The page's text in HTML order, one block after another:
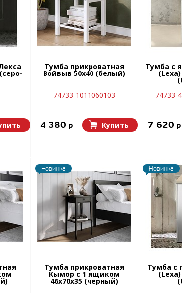
Тумба прикроватная
Войвыв 50х40 (белый)
74733-1011060103
4 380 p Купить
Тумба с
(Lexa)
74733-
7 620 p
Новинка
Тумба прикроватная
Кымор c 1 ящиком
46х70х35 (черный)
Новинка
Тумба с
(Lexa)